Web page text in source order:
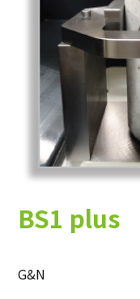
G&N
半導體製程
金屬加工製程
客製化
Hologenix
DIP-View
BS1 plus
G&N